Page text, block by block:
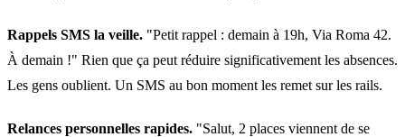
Rappels SMS la veille. "Petit rappel : demain à 19h, Via Roma 42.
À demain !" Rien que ça peut réduire significativement les absences.
Les gens oublient. Un SMS au bon moment les remet sur les rails.
Relances personnelles rapides. "Salut, 2 places viennent de se